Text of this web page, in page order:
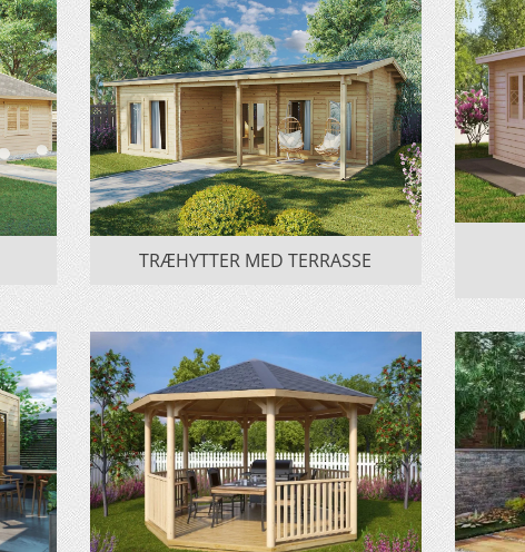
TRÆHYTTER MED TERRASSE